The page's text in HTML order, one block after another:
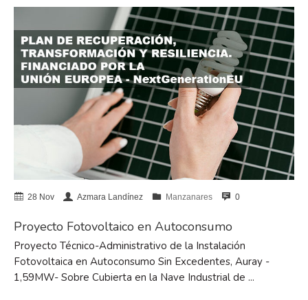
BIG 5 – Dubai 2025
Avanzamos con el apoyo de la
Unión Europea
NHS – Las Vegas 2025
ISH 2025 – Frankfurt
AHR Expo 2025 – Orlando, USA
diciembre 2025
julio 2025
marzo 2025
febrero 2025
28 Nov Azmara Landínez Manzanares 0
Proyecto Fotovoltaico en Autoconsumo
Proyecto Técnico-Administrativo de la Instalación
Fotovoltaica en Autoconsumo Sin Excedentes, Auray -
1,59MW- Sobre Cubierta en la Nave Industrial de ...